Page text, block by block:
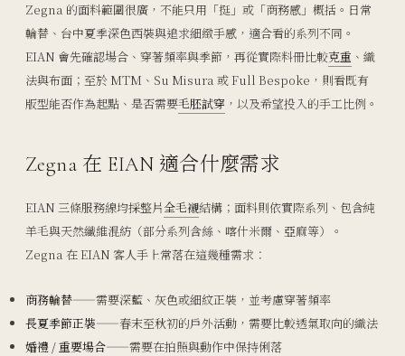
Zegna 的面料範圍很廣，不能只用「挺」或「商務感」概括。日常
輪替、台中夏季深色西裝與追求細緻手感，適合看的系列不同。
EIAN 會先確認場合、穿著頻率與季節，再從實際料冊比較克重 、織
法與布面；至於 MTM、Su Misura 或 Full Bespoke，則看既有
版型能否作為起點、是否需要毛胚試穿 ，以及希望投入的手工比例。
Zegna 在 EIAN 適合什麼需求
EIAN 三條服務線均採整片全毛襯結構；面料則依實際系列、包含純
羊毛與天然纖維混紡（部分系列含絲、喀什米爾、亞麻等）。
Zegna 在 EIAN 客人手上常落在這幾種需求：
商務輪替——需要深藍、灰色或細紋正裝，並考慮穿著頻率
長夏季節正裝——春末至秋初的戶外活動，需要比較透氣取向的織法
婚禮 / 重要場合——需要在拍照與動作中保持俐落